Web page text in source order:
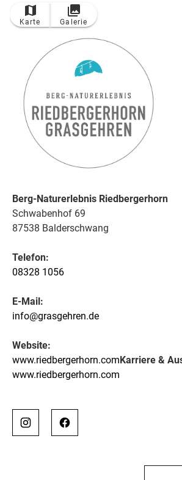
Karte Galerie
Berg-Naturerlebnis Riedbergerhorn
Schwabenhof 69
87538 Balderschwang
Telefon:
08328 1056
E-Mail:
info@grasgehren.de
Website:
www.riedbergerhorn.com Karriere &
www.riedbergerhorn.com